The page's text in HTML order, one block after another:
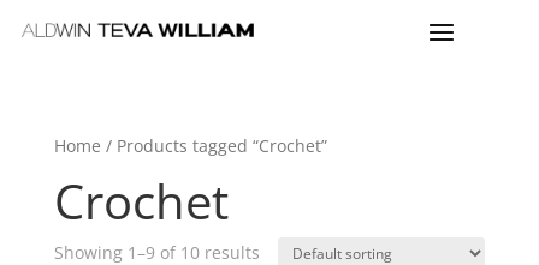
Home / Products tagged “Crochet”
Crochet
Showing 1–9 of 10 results